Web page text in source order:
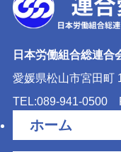
日本労働組合総連合
愛媛県松山市宮田町
TEL:089-941-0500
ホーム